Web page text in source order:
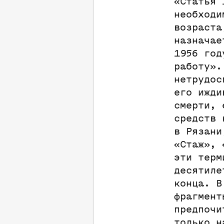
1956
его
смерти,
средств
в
«Стаж»,
эти
конца.